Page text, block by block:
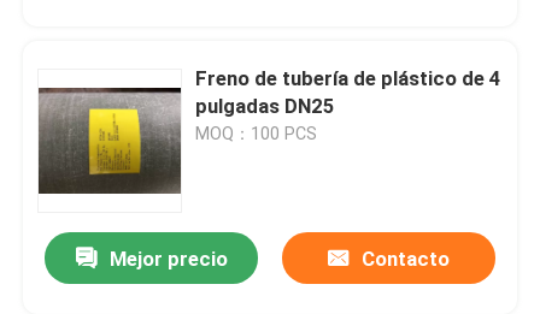
Freno de tubería de plástico de 4
pulgadas DN25
MOQ：100 PCS
Mejor precio Contacto